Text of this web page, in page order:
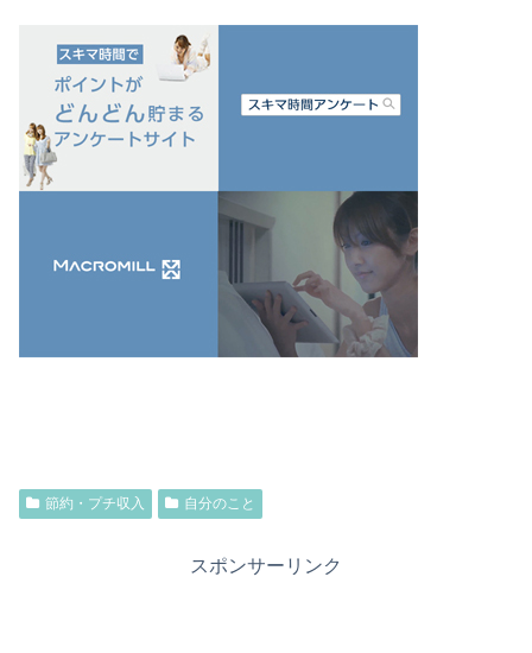
節約・プチ収入 自分のこと
スポンサーリンク